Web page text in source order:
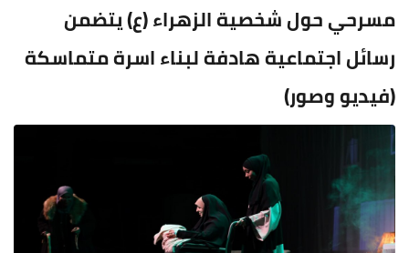
مسرحي حول شخصية الزهراء (ع) يتضمن
رسائل اجتماعية هادفة لبناء اسرة متماسكة
(فيديو وصور)